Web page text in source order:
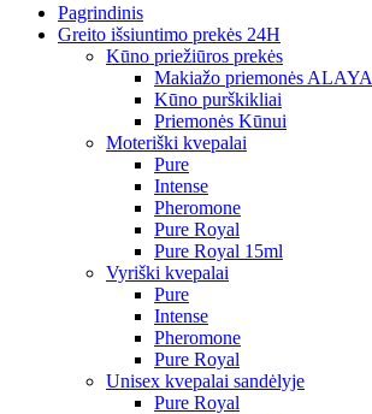
Pagrindinis
Greito išsiuntimo prekės 24H
Kūno priežiūros prekės
Makiažo priemonės ALAYA
Kūno purškikliai
Priemonės Kūnui
Moteriški kvepalai
Pure
Intense
Pheromone
Pure Royal
Pure Royal 15ml
Vyriški kvepalai
Pure
Intense
Pheromone
Pure Royal
Unisex kvepalai sandėlyje
Pure Royal